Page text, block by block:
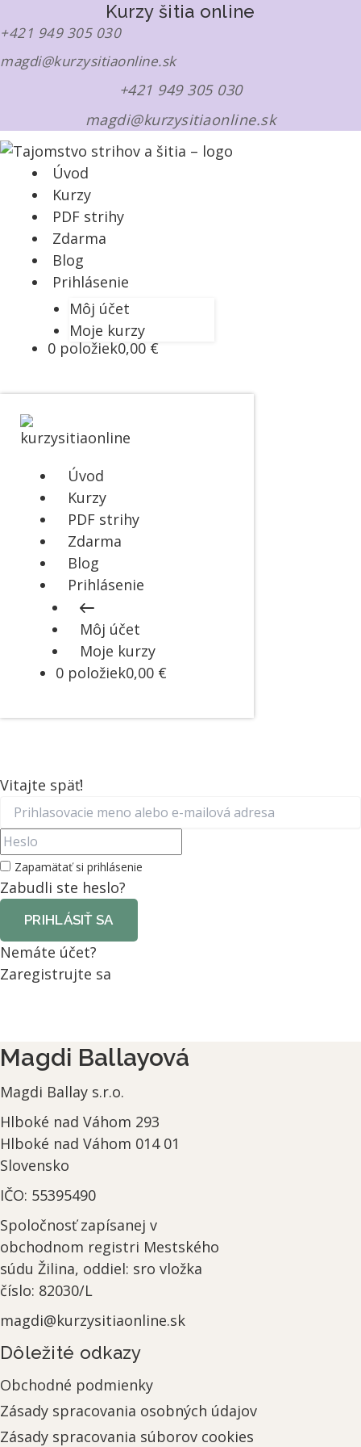
Kurzy šitia online
+421 949 305 030
magdi@kurzysitiaonline.sk
+421 949 305 030
magdi@kurzysitiaonline.sk
Úvod
Kurzy
PDF strihy
Zdarma
Blog
Prihlásenie
Môj účet
Moje kurzy
0 položiek0,00 €
Úvod
Kurzy
PDF strihy
Zdarma
Blog
Prihlásenie
Môj účet
Moje kurzy
0 položiek0,00 €
Vitajte späť!
Zapamätať si prihlásenie
Zabudli ste heslo?
PRIHLÁSIŤ SA
Nemáte účet?
Zaregistrujte sa
Magdi Ballayová
Magdi Ballay s.r.o.
Hlboké nad Váhom 293
Hlboké nad Váhom 014 01
Slovensko
IČO: 55395490
Spoločnosťzapísanej v
obchodnom registri Mestského
súdu Žilina, oddiel: sro vložka
číslo: 82030/L
magdi@kurzysitiaonline.sk
Dôležité odkazy
Obchodné podmienky
Zásady spracovania osobných údajov
Zásady spracovania súborov cookies